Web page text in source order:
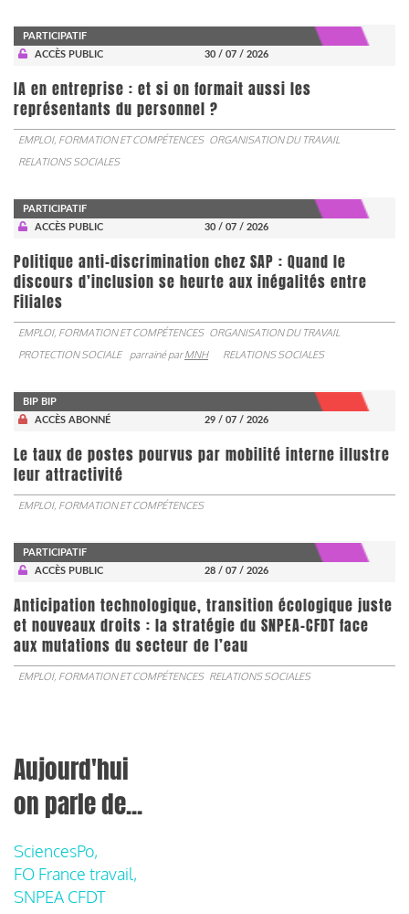
PARTICIPATIF
ACCÈS PUBLIC
30 / 07 / 2026
IA en entreprise : et si on formait aussi les
représentants du personnel ?
EMPLOI, FORMATION ET COMPÉTENCES ORGANISATION DU TRAVAIL
RELATIONS SOCIALES
PARTICIPATIF
ACCÈS PUBLIC
30 / 07 / 2026
Politique anti-discrimination chez SAP : Quand le
discours d’inclusion se heurte aux inégalités entre
Filiales
EMPLOI, FORMATION ET COMPÉTENCES ORGANISATION DU TRAVAIL
PROTECTION SOCIALE
parrainé parMNH RELATIONS SOCIALES
BIP BIP
ACCÈS ABONNÉ
29 / 07 / 2026
Le taux de postes pourvus par mobilité interne illustre
leur attractivité
EMPLOI, FORMATION ET COMPÉTENCES
PARTICIPATIF
ACCÈS PUBLIC
28 / 07 / 2026
Anticipation technologique, transition écologique juste
et nouveaux droits : la stratégie du SNPEA-CFDT face
aux mutations du secteur de l’eau
EMPLOI, FORMATION ET COMPÉTENCES RELATIONS SOCIALES
Aujourd'hui
on parle de...
SciencesPo,
FO France travail,
SNPEA CFDT